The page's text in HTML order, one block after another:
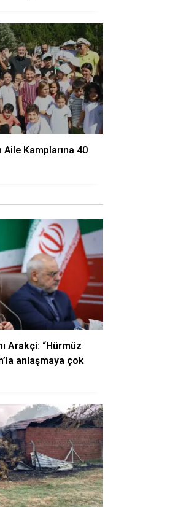
Kamplarına 40
Arakçi: “Hürmüz
anlaşmaya çok